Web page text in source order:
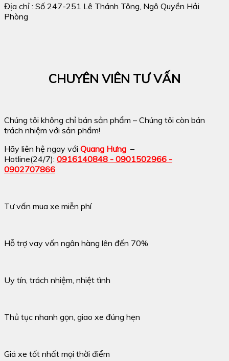
Địa chỉ : Số 247-251 Lê Thánh Tông, Ngô Quyền Hải
Phòng
CHUYÊN VIÊN TƯ VẤN
Chúng tôi không chỉ bán sản phẩm – Chúng tôi còn bán
trách nhiệm với sản phẩm!
Hãy liên hệ ngay với Quang Hưng –
Hotline(24/7): 0916140848 - 0901502966 -
0902707866
Tư vấn mua xe miễn phí
Hỗ trợ vay vốn ngân hàng lên đến 70%
Uy tín, trách nhiệm, nhiệt tình
Thủ tục nhanh gọn, giao xe đúng hẹn
Giá xe tốt nhất mọi thời điểm